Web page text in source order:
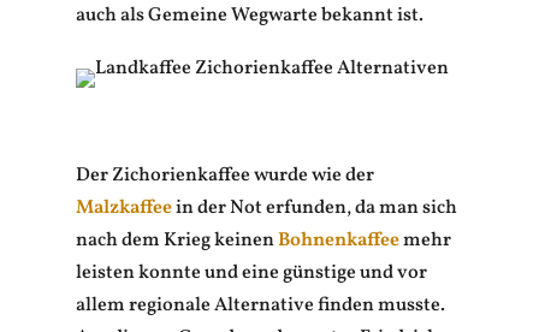
auch als Gemeine Wegwarte bekannt ist.
Der Zichorienkaffee wurde wie der
Malzkaffeein der Not erfunden, da man sich
nach dem Krieg keinenBohnenkaffeemehr
leisten konnte und eine günstige und vor
allem regionale Alternative finden musste.